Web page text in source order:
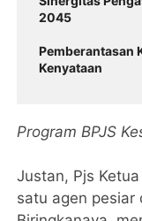
2045
Pemberantasan
Kenyataan
Program BPJS
Justan, Pjs
satu agen pesiar